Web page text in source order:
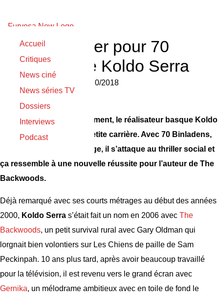
Accueil
Critiques
News ciné
News séries TV
Dossiers
Interviews
Podcast
Premier teaser pour 70
Binladens de Koldo Serra
12/10/2018
Tranquillement mais surement, le réalisateur basque Koldo
Serra se bâtit une belle petite carrière. Avec 70 Binladens,
son troisième long métrage, il s’attaque au thriller social et
ça ressemble à une nouvelle réussite pour l’auteur de The
Backwoods.
Déjà remarqué avec ses courts métrages au début des années
2000, Koldo Serra s’était fait un nom en 2006 avec The
Backwoods, un petit survival rural avec Gary Oldman qui
lorgnait bien volontiers sur Les Chiens de paille de Sam
Peckinpah. 10 ans plus tard, après avoir beaucoup travaillé
pour la télévision, il est revenu vers le grand écran avec
Gernika, un mélodrame ambitieux avec en toile de fond le